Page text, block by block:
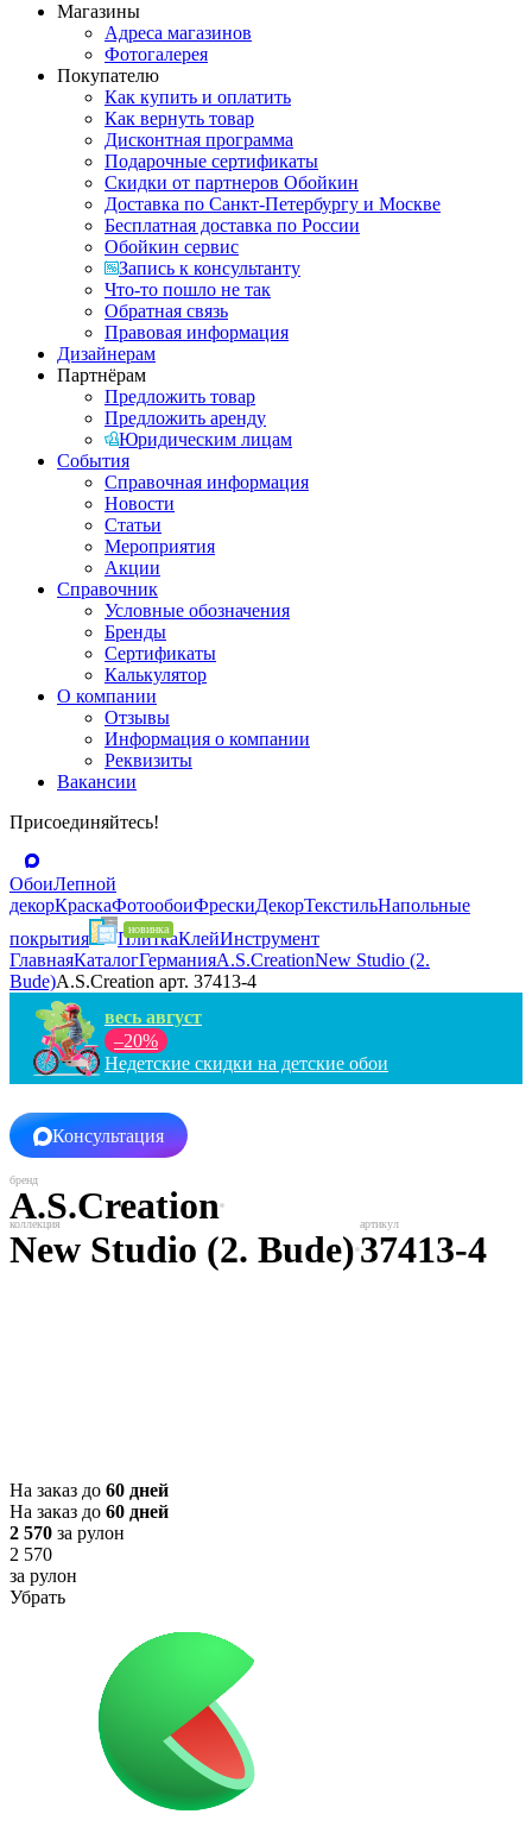
Магазины
Адреса магазинов
Фотогалерея
Покупателю
Как купить и оплатить
Как вернуть товар
Дисконтная программа
Подарочные сертификаты
Скидки от партнеров Обойкин
Доставка по Санкт-Петербургу и Москве
Бесплатная доставка по России
Обойкин сервис
Запись к консультанту
Что-то пошло не так
Обратная связь
Правовая информация
Дизайнерам
Партнёрам
Предложить товар
Предложить аренду
Юридическим лицам
События
Справочная информация
Новости
Статьи
Мероприятия
Акции
Справочник
Условные обозначения
Бренды
Сертификаты
Калькулятор
О компании
Отзывы
Информация о компании
Реквизиты
Вакансии
Присоединяйтесь!
ОбоиЛепной
декорКраскаФотообоиФрескиДекорТекстильНапольные
покрытия
ПлиткаКлейИнструмент
ГлавнаяКаталогГерманияA.S.CreationNew Studio (2.
Bude)A.S.Creation арт. 37413-4
весь август
–20%
Недетские скидки на детские обои
Консультация
A.S.Creation
New Studio (2. Bude)37413-4
На заказ до 60 дней
На заказ до 60 дней
2 570 за рулон
2 570
за рулон
Убрать